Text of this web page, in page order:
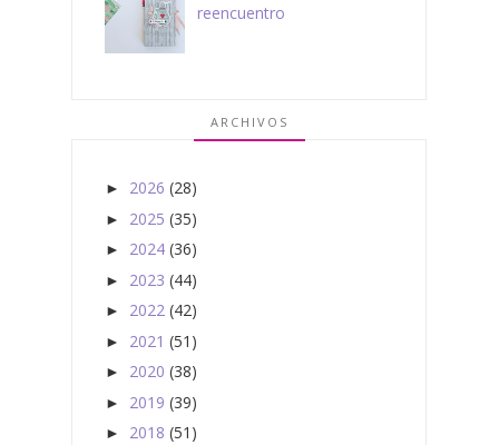
reencuentro
ARCHIVOS
► 2026 (28)
► 2025 (35)
► 2024 (36)
► 2023 (44)
► 2022 (42)
► 2021 (51)
► 2020 (38)
► 2019 (39)
► 2018 (51)